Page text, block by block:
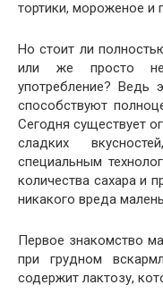
тортики, мороженое и
Но стоит ли
или же просто
употребление? Ведь
способствуют
Сегодня существует
сладких
специальным
количества сахара и
никакого вреда
Первое знакомство
при грудном
содержит лактозу,